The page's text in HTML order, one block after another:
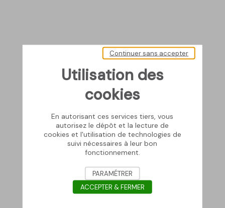
Utilisation des
cookies
En autorisant ces services tiers, vous
autorisez le dépôt et la lecture de
cookies et l'utilisation de technologies de
suivi nécessaires à leur bon
fonctionnement.
Continuer sans accepter
PARAMÉTRER
ACCEPTER & FERMER